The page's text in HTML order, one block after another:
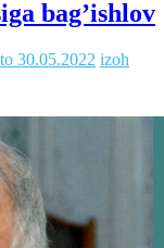
bag’ishlov
30.05.2022 izoh